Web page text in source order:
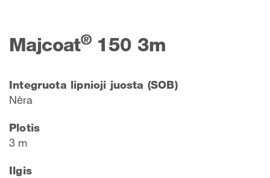
Majcoat®150 3m
Integruota lipnioji juosta (SOB)
Nėra
Plotis
3 m
Ilgis